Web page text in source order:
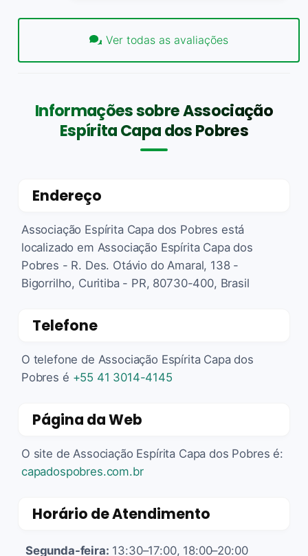
Ver todas as avaliações
Informações sobre Associação
Espírita Capa dos Pobres
Endereço
Associação Espírita Capa dos Pobres está
localizado em Associação Espírita Capa dos
Pobres - R. Des. Otávio do Amaral, 138 -
Bigorrilho, Curitiba - PR, 80730-400, Brasil
Telefone
O telefone de Associação Espírita Capa dos
Pobres é +55 41 3014-4145
Página da Web
O site de Associação Espírita Capa dos Pobres é:
capadospobres.com.br
Horário de Atendimento
Segunda-feira: 13:30–17:00, 18:00–20:00